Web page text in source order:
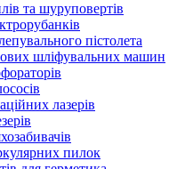
та шуруповертів
пістолета
шліфувальних машин
лазерів
пилок